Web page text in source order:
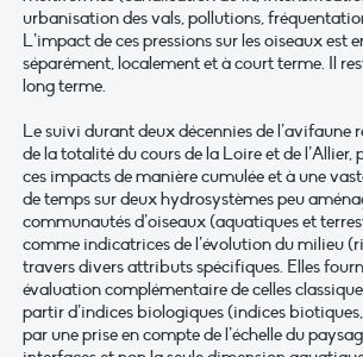
urbanisation des vals, pollutions,
L’impact de ces pressions sur les oiseaux est
séparément, localement et à court terme. Il
long terme.
Le suivi durant deux décennies de l’avifaune
de la totalité du cours de la Loire et de l’Allier,
ces impacts de manière cumulée et à une
de temps sur deux hydrosystèmes peu
communautés d’oiseaux (aquatiques et
comme indicatrices de l’évolution du milieu
travers divers attributs spécifiques. Elles
évaluation complémentaire de celles
partir d’indices biologiques (indices
par une prise en compte de l’échelle du